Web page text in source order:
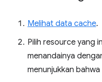
Melihat data cache.
Pilih resource yang
menandainya
menunjukkan